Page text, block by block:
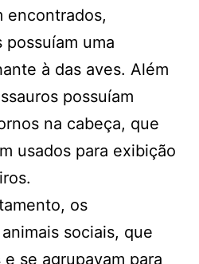
encontrados,
uma
à das aves. Além
possuíam
na cabeça, que
usados para exibição
os
sociais, que
se agrupavam para